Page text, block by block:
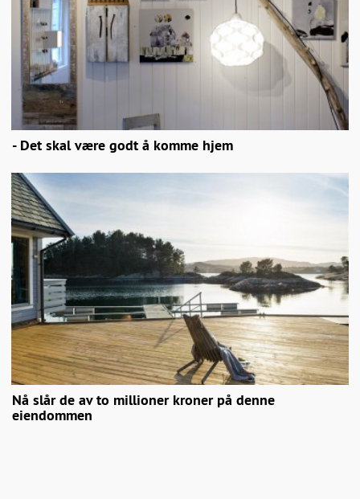
- Det skal være godt å komme hjem
Nå slår de av to millioner kroner på denne
eiendommen